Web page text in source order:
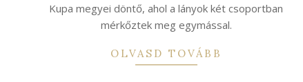
Kupa megyei döntő, ahol a lányok két csoportban
mérkőztek meg egymással.
OLVASD TOVÁBB